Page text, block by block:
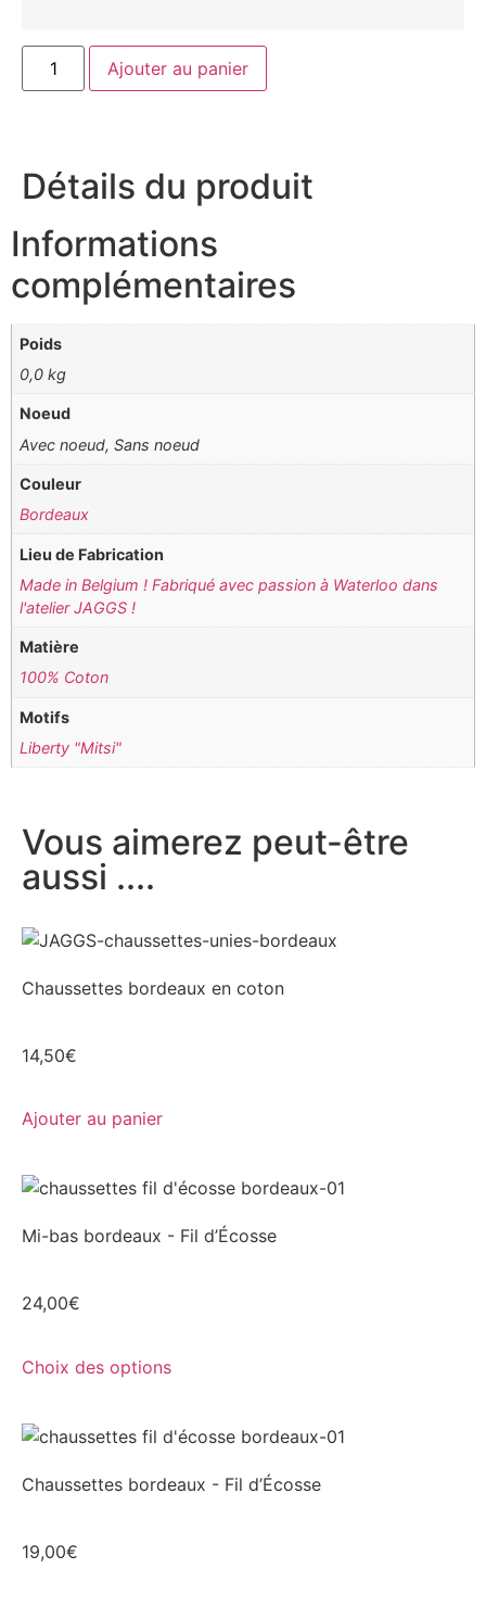
Ajouter au panier
Détails du produit
Informations
complémentaires
Poids
0,0 kg
Noeud
Avec noeud, Sans noeud
Couleur
Bordeaux
Lieu de Fabrication
Made in Belgium ! Fabriqué avec passion à Waterloo dans
l'atelier JAGGS !
Matière
100% Coton
Motifs
Liberty "Mitsi"
Vous aimerez peut-être
aussi ....
Chaussettes bordeaux en coton
14,50€
Ajouter au panier
Mi-bas bordeaux - Fil d’Écosse
24,00€
Choix des options
Chaussettes bordeaux - Fil d’Écosse
19,00€